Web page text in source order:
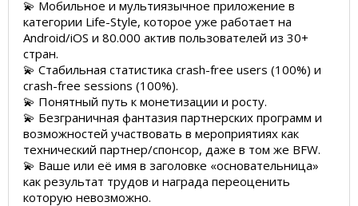
💫 Мобильное и мультиязычное приложение в
категории Life-Style, которое уже работает на
Android/iOS и 80.000 актив пользователей из 30+
стран.
💫 Стабильная статистика crash-free users (100%) и
crash-free sessions (100%).
💫 Понятный путь к монетизации и росту.
💫 Безграничная фантазия партнерских программ и
возможностей участвовать в мероприятиях как
технический партнер/спонсор, даже в том же BFW.
💫 Ваше или её имя в заголовке «основательница»
как результат трудов и награда переоценить
которую невозможно.